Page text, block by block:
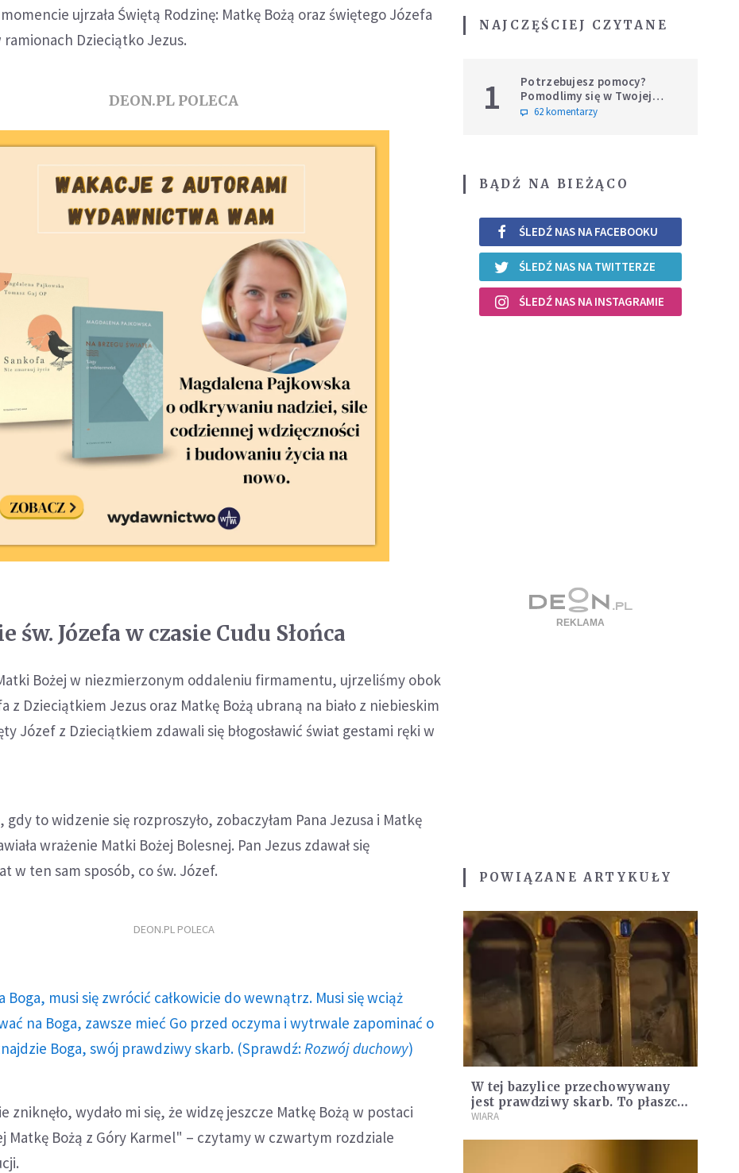
ujrzała Świętą Rodzinę: Matkę Bożą oraz świętego Józefa
Dzieciątko Jezus.
DEON.PL POLECA
św. Józefa w czasie Cudu Słońca
Bożej w niezmierzonym oddaleniu firmamentu, ujrzeliśmy obok
z Dzieciątkiem Jezus oraz Matkę Bożą ubraną na biało z niebieskim
Józef z Dzieciątkiem zdawali się błogosławić świat gestami ręki w
to widzenie się rozproszyło, zobaczyłam Pana Jezusa i Matkę
wrażenie Matki Bożej Bolesnej. Pan Jezus zdawał się
w ten sam sposób, co św. Józef.
DEON.PL POLECA
Boga, musi się zwrócić całkowicie do wewnątrz. Musi się wciąż
na Boga, zawsze mieć Go przed oczyma i wytrwale zapominać o
Boga, swój prawdziwy skarb. (Sprawdź: Rozwój duchowy)
zniknęło, wydało mi się, że widzę jeszcze Matkę Bożą w postaci
Matkę Bożą z Góry Karmel" – czytamy w czwartym rozdziale
NAJCZĘŚCIEJ CZYTANE
1
Potrzebujesz pomocy?
Pomodlimy się w Twojej
intencji
62 komentarzy
BĄDŹ NA BIEŻĄCO
ŚLEDŹ NAS NA FACEBOOKU
ŚLEDŹ NAS NA TWITTERZE
ŚLEDŹ NAS NA INSTAGRAMIE
POWIĄZANE ARTYKUŁY
W tej bazylice przechowywany
jest prawdziwy skarb. To płaszcz
świętego Józefa
WIARA